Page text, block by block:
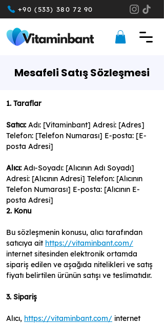
+90 (533) 380 72 90
Mesafeli Satış Sözleşmesi
1. Taraflar
Satıcı: Adı: [Vitaminbant] Adresi: [Adres]
Telefon: [Telefon Numarası] E-posta: [E-
posta Adresi]
Alıcı: Adı-Soyadı: [Alıcının Adı Soyadı]
Adresi: [Alıcının Adresi] Telefon: [Alıcının
Telefon Numarası] E-posta: [Alıcının E-
posta Adresi]
2. Konu
Bu sözleşmenin konusu, alıcı tarafından
satıcıya ait https://vitaminbant.com/
internet sitesinden elektronik ortamda
sipariş edilen ve aşağıda nitelikleri ve satış
fiyatı belirtilen ürünün satışı ve teslimatıdır.
3. Sipariş
Alıcı, https://vitaminbant.com/ internet